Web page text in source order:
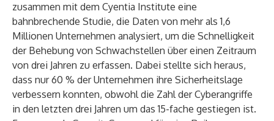
zusammen mit dem Cyentia Institute eine
bahnbrechende Studie, die Daten von mehr als 1,6
Millionen Unternehmen analysiert, um die Schnelligkeit
der Behebung von Schwachstellen über einen Zeitraum
von drei Jahren zu erfassen. Dabei stellte sich heraus,
dass nur 60 % der Unternehmen ihre Sicherheitslage
verbessern konnten, obwohl die Zahl der Cyberangriffe
in den letzten drei Jahren um das 15-fache gestiegen ist.